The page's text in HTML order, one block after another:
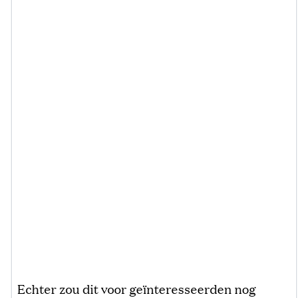
Echter zou dit voor geïnteresseerden nog